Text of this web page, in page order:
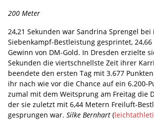
200 Meter
24,21 Sekunden war Sandrina Sprengel
Siebenkampf-Bestleistung gesprintet,
Gewinn von DM-Gold. In Dresden erzielte
Sekunden die viertschnellste Zeit ihrer
beendete den ersten Tag mit 3.677
ihr nach wie vor die Chance auf ein 6.200-
zumal mit dem Weitsprung am Freitag die
der sie zuletzt mit 6,44 Metern Freiluft-
gesprungen war. Silke Bernhart (